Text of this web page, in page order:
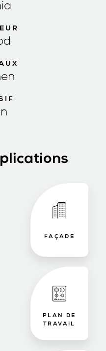
FAÇADE
PLAN DE
TRAVAIL